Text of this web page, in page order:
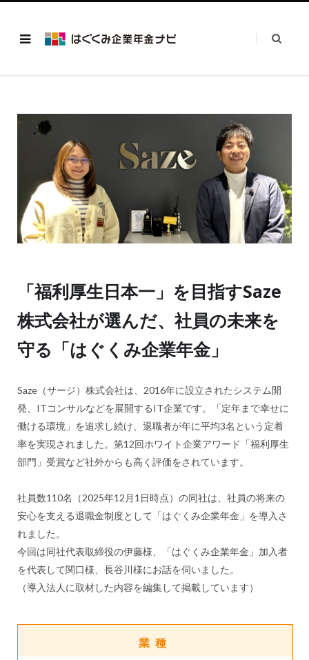
「福利厚生日本一」を目指すSaze
株式会社が選んだ、社員の未来を
守る「はぐくみ企業年金」
Saze（サージ）株式会社は、2016年に設立されたシステム開
発、ITコンサルなどを展開するIT企業です。「定年まで幸せに
働ける環境」を追求し続け、退職者が年に平均3名という定着
率を実現されました。第12回ホワイト企業アワード「福利厚生
部門」受賞など社外からも高く評価をされています。
社員数110名（2025年12月1日時点）の同社は、社員の将来の
安心を支える退職金制度として「はぐくみ企業年金」を導入さ
れました。
今回は同社代表取締役の伊藤様、「はぐくみ企業年金」加入者
を代表して関口様、長谷川様にお話を伺いました。
（導入法人に取材した内容を編集して掲載しています）
業種